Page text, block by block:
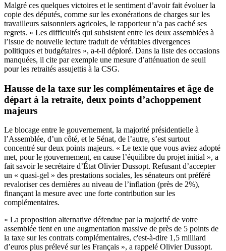
Malgré ces quelques victoires et le sentiment d’avoir fait évoluer la
copie des députés, comme sur les exonérations de charges sur les
travailleurs saisonniers agricoles, le rapporteur n’a pas caché ses
regrets. « Les difficultés qui subsistent entre les deux assemblées à
l’issue de nouvelle lecture traduit de véritables divergences
politiques et budgétaires », a-t-il déploré. Dans la liste des occasions
manquées, il cite par exemple une mesure d’atténuation de seuil
pour les retraités assujettis à la CSG.
Hausse de la taxe sur les complémentaires et âge de
départ à la retraite, deux points d’achoppement
majeurs
Le blocage entre le gouvernement, la majorité présidentielle à
l’Assemblée, d’un côté, et le Sénat, de l’autre, s’est surtout
concentré sur deux points majeurs. « Le texte que vous aviez adopté
met, pour le gouvernement, en cause l’équilibre du projet initial », a
fait savoir le secrétaire d’État Olivier Dussopt. Refusant d’accepter
un « quasi-gel » des prestations sociales, les sénateurs ont préféré
revaloriser ces dernières au niveau de l’inflation (près de 2%),
finançant la mesure avec une forte contribution sur les
complémentaires.
« La proposition alternative défendue par la majorité de votre
assemblée tient en une augmentation massive de près de 5 points de
la taxe sur les contrats complémentaires, c'est-à-dire 1,5 milliard
d’euros plus prélevé sur les Français », a rappelé Olivier Dussopt.